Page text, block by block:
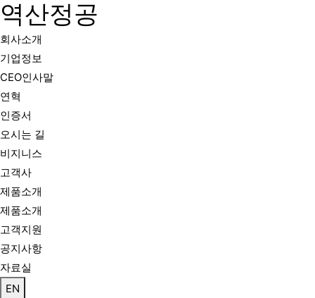
역산정공
회사소개
기업정보
CEO인사말
연혁
인증서
오시는 길
비지니스
고객사
제품소개
제품소개
고객지원
공지사항
자료실
EN